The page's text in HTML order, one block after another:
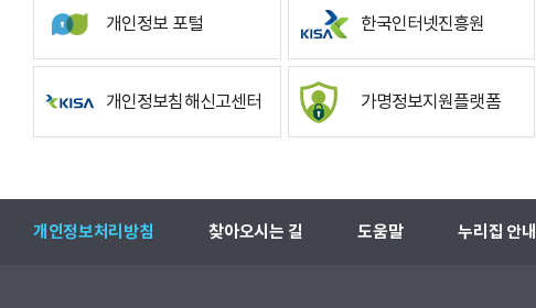
개인정보 포털 한국인터넷진흥원
개인정보침해신고센터 가명정보지원플랫폼
개인정보처리방침 찾아오시는 길 도움말 누리집 안내